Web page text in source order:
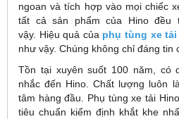
ngoan và tích hợp vào mọi chiếc
tất cả sản phẩm của Hino đều
vậy. Hiệu quả của phụ tùng xe tải
như vậy. Chúng không chỉ đáng tin
Tồn tại xuyên suốt 100 năm, có
nhắc đến Hino. Chất lượng luôn
tâm hàng đầu. Phụ tùng xe tải
tiêu chuẩn kiểm định khắt khe